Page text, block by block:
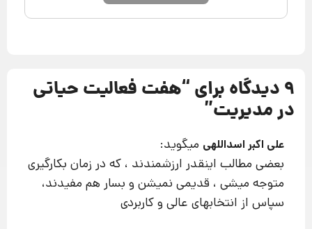
9 دیدگاه برای “ هفت فعالیت حیاتی
در مدیریت”
علی اکبر اسداللهی میگوید:
بعضی مطالب اینقدر ارزشمندند ، که در زمان بکارگیری
متوجه میشی ، قدیمی نمیشن و بسار هم مفیدند،
سپاس از انتخابهای عالی و کاربردی